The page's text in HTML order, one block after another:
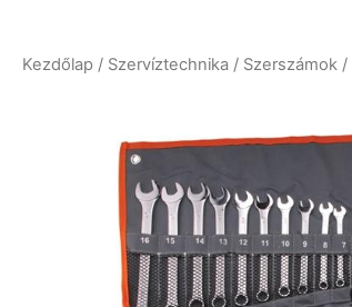
Kezdőlap / Szervíztechnika / Szerszámok /